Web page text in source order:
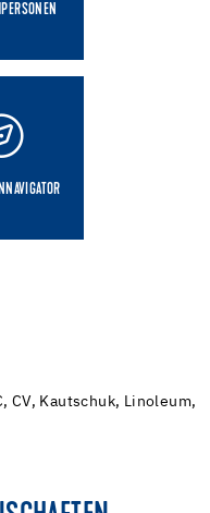
CV, Kautschuk, Linoleum,